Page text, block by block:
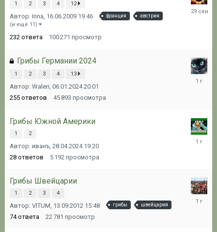
1 2 3 4 12
Автор: Irina, 16.06.2009 19:46 франция австрия
(и ещё 11)
232 ответа 100 271 просмотр
Грибы Германии 2024
1 2 3 4 13
Автор: Waleri, 06.01.2024 20:01
255 ответов 45 893 просмотра
Грибы Южной Америки
1 2
Автор: иванъ, 28.04.2024 19:20
28 ответов 5 192 просмотра
Грибы Швейцарии
1 2 3 4
Автор: VITUM, 13.09.2012 15:48 грибы швейцария
74 ответа 22 781 просмотр